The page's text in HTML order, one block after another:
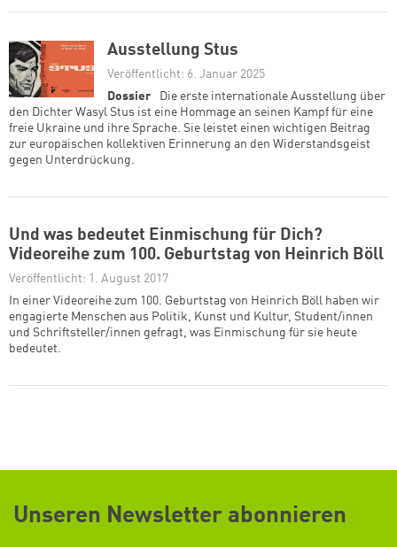
Ausstellung Stus
Veröffentlicht: 6. Januar 2025
Dossier
Die erste internationale Ausstellung über
den Dichter Wasyl Stus ist eine Hommage an seinen Kampf für eine
freie Ukraine und ihre Sprache. Sie leistet einen wichtigen Beitrag
Und was bedeutet Einmischung für Dich?
Videoreihe zum 100. Geburtstag von Heinrich Böll
Veröffentlicht: 1. August 2017
In einer Videoreihe zum 100. Geburtstag von Heinrich Böll haben wir
engagierte Menschen aus Politik, Kunst und Kultur, Student/innen